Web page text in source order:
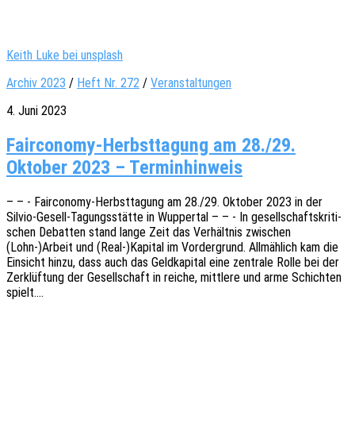
Keith Luke bei unsplash
Archiv 2023 / Heft Nr. 272 / Veranstaltungen
4. Juni 2023
Fairconomy-Herbsttagung am 28./29.
Oktober 2023 – Terminhinweis
– – - Fair­­co­­no­­my-Herbst­­ta­­gung am 28./29. Okto­ber 2023 in der
Silvio-Gesell-Tagungs­­­stä­t­­te in Wupper­tal – – - In gesell­schafts­kri­ti­
schen Debat­ten stand lange Zeit das Verhält­nis zwischen
(Lohn-)Arbeit und (Real-)Kapital im Vorder­grund. Allmäh­lich kam die
Einsicht hinzu, dass auch das Geld­ka­pi­tal eine zentra­le Rolle bei der
Zerklüf­tung der Gesell­schaft in reiche, mitt­le­re und arme Schich­ten
spielt.…